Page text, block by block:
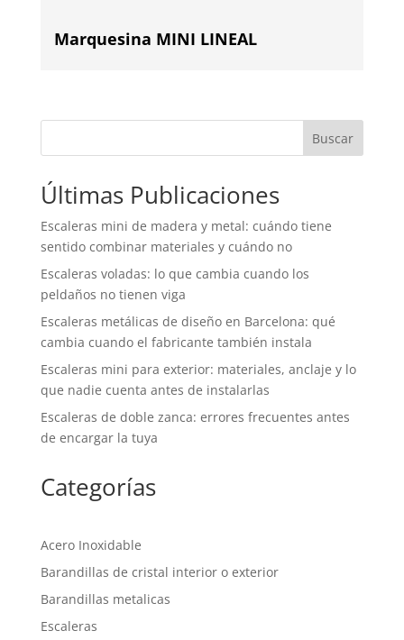
Marquesina MINI LINEAL
Buscar
Últimas Publicaciones
Escaleras mini de madera y metal: cuándo tiene
sentido combinar materiales y cuándo no
Escaleras voladas: lo que cambia cuando los
peldaños no tienen viga
Escaleras metálicas de diseño en Barcelona: qué
cambia cuando el fabricante también instala
Escaleras mini para exterior: materiales, anclaje y lo
que nadie cuenta antes de instalarlas
Escaleras de doble zanca: errores frecuentes antes
de encargar la tuya
Categorías
Acero Inoxidable
Barandillas de cristal interior o exterior
Barandillas metalicas
Escaleras